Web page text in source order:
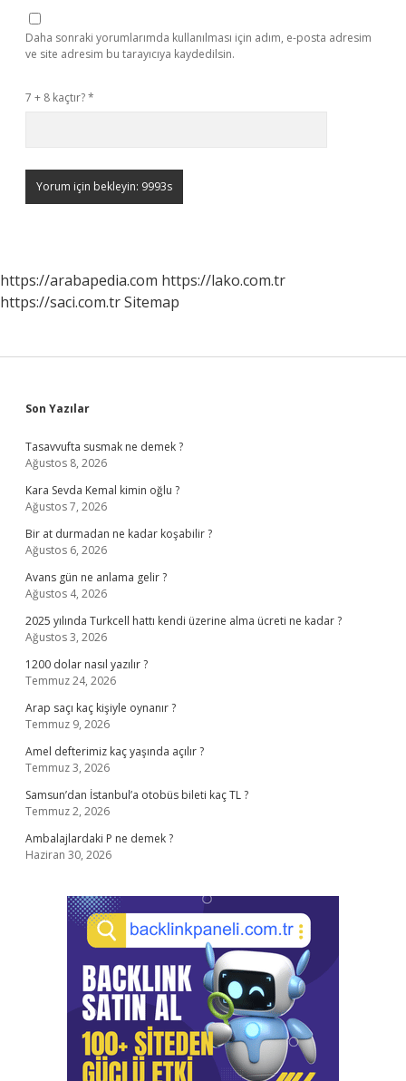
Daha sonraki yorumlarımda kullanılması için adım, e-posta adresim
ve site adresim bu tarayıcıya kaydedilsin.
7 + 8 kaçtır?*
https://arabapedia.com https://lako.com.tr
https://saci.com.trSitemap
Sidebar
Son Yazılar
Tasavvufta susmak ne demek ?
Ağustos 8, 2026
Kara Sevda Kemal kimin oğlu ?
Ağustos 7, 2026
Bir at durmadan ne kadar koşabilir ?
Ağustos 6, 2026
Avans gün ne anlama gelir ?
Ağustos 4, 2026
2025 yılında Turkcell hattı kendi üzerine alma ücreti ne kadar ?
Ağustos 3, 2026
1200 dolar nasıl yazılır ?
Temmuz 24, 2026
Arap saçı kaç kişiyle oynanır ?
Temmuz 9, 2026
Amel defterimiz kaç yaşında açılır ?
Temmuz 3, 2026
Samsun’dan İstanbul’a otobüs bileti kaç TL ?
Temmuz 2, 2026
Ambalajlardaki P ne demek ?
Haziran 30, 2026